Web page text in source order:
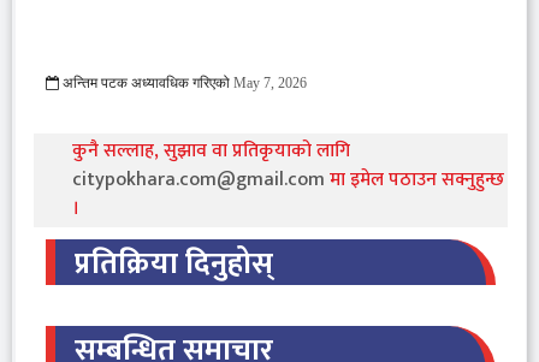
अन्तिम पटक अध्यावधिक गरिएको May 7, 2026
कुनै सल्लाह, सुझाव वा प्रतिकृयाको लागि
citypokhara.com@gmail.comमा इमेल पठाउन सक्नुहुन्छ
।
प्रतिक्रिया दिनुहोस्
सम्बन्धित समाचार